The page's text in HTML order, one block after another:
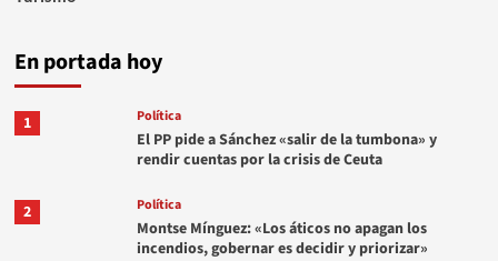
En portada hoy
1 Política
El PP pide a Sánchez «salir de la tumbona» y
rendir cuentas por la crisis de Ceuta
2 Política
Montse Mínguez: «Los áticos no apagan los
incendios, gobernar es decidir y priorizar»